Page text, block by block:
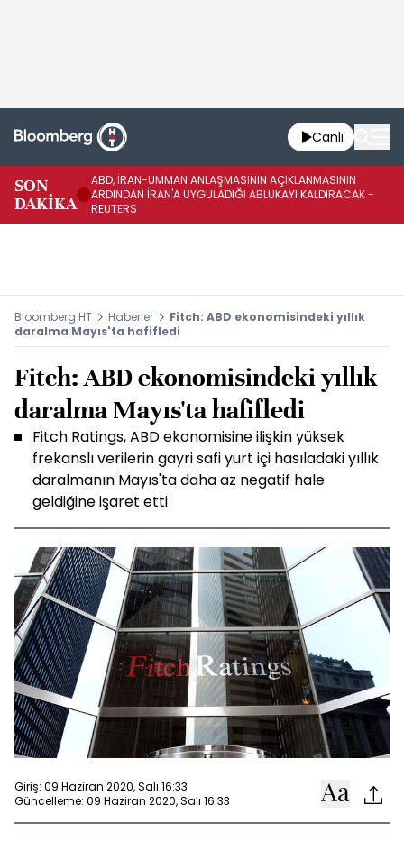
Canlı
SON
DAKİKA
ABD, İRAN-UMMAN ANLAŞMASININ AÇIKLANMASININ
ARDINDAN İRAN'A UYGULADIĞI ABLUKAYI KALDIRACAK -
REUTERS
Bloomberg HT Haberler
Fitch: ABD ekonomisindeki yıllık
daralma Mayıs'ta hafifledi
Fitch: ABD ekonomisindeki yıllık
daralma Mayıs'ta hafifledi
Fitch Ratings, ABD ekonomisine ilişkin yüksek
frekanslı verilerin gayri safi yurt içi hasıladaki yıllık
daralmanın Mayıs'ta daha az negatif hale
geldiğine işaret etti
Giriş: 09 Haziran 2020, Salı 16:33
Güncelleme: 09 Haziran 2020, Salı 16:33